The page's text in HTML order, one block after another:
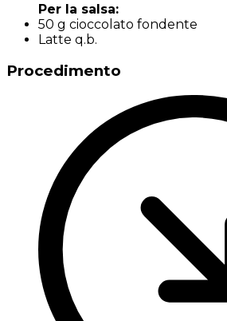
Per la salsa:
50 g cioccolato fondente
Latte q.b.
Procedimento